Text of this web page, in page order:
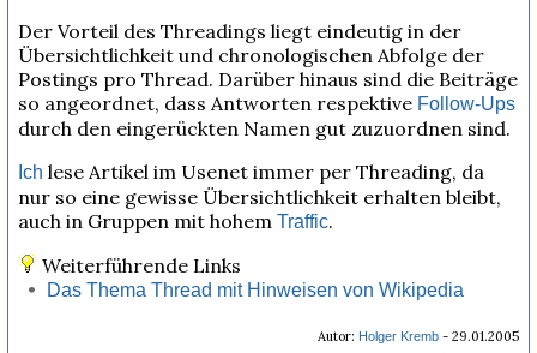
Der Vorteil des Threadings liegt eindeutig in der
Übersichtlichkeit und chronologischen Abfolge der
Postings pro Thread. Darüber hinaus sind die Beiträge
so angeordnet, dass Antworten respektive Follow-Ups
durch den eingerückten Namen gut zuzuordnen sind.
Ich lese Artikel im Usenet immer per Threading, da
nur so eine gewisse Übersichtlichkeit erhalten bleibt,
auch in Gruppen mit hohem Traffic.
Weiterführende Links
Das Thema Thread mit Hinweisen von Wikipedia
Autor: Holger Kremb - 29.01.2005